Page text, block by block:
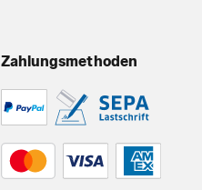
Zahlungsmethoden